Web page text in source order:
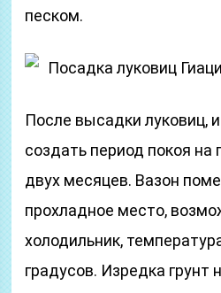
песком.
Посадка луковиц
После высадки луковиц,
создать период покоя на
двух месяцев. Вазон
прохладное место,
холодильник,
градусов. Изредка грунт